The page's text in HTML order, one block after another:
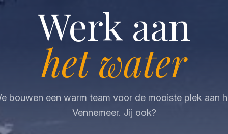
Werk aan
het water
bouwen een warm team voor de mooiste plek aan
Vennemeer. Jij ook?